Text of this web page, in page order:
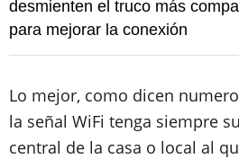
desmienten el truco más
para mejorar la conexión
Lo mejor, como dicen
la señal WiFi tenga siempre
central de la casa o local al